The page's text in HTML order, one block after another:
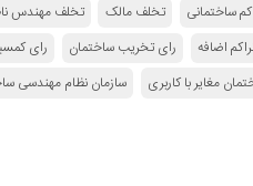
ساختمانی تخلف مالک تخلف مهندس
رای تخریب ساختمان رای کمسیون
مغایر با کاربری سازمان نظام مهندسی